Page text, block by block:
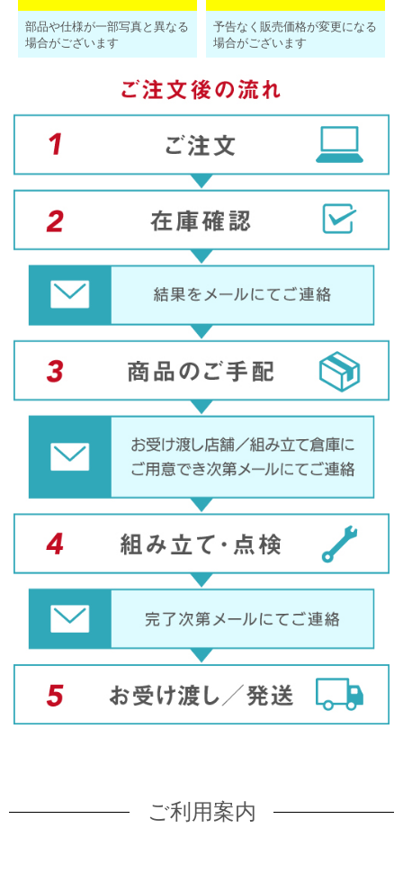
部品や仕様が一部写真と異なる
場合がございます
予告なく販売価格が変更になる
場合がございます
ご利用案内